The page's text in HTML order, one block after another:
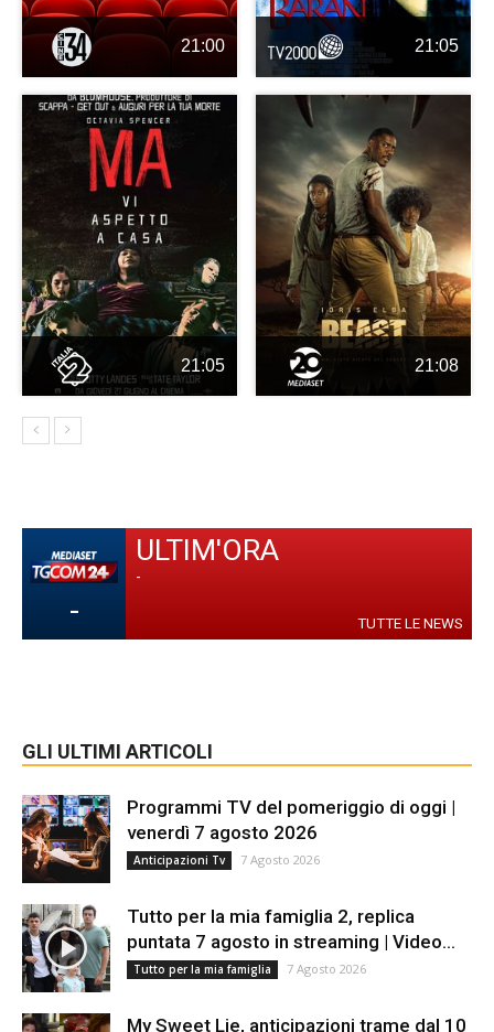
21:00 21:05
21:05 21:08
-
ULTIM'ORA
-
TUTTE LE NEWS
GLI ULTIMI ARTICOLI
Programmi TV del pomeriggio di oggi |
venerdì 7 agosto 2026
Anticipazioni Tv 7 Agosto 2026
Tutto per la mia famiglia 2, replica
puntata 7 agosto in streaming | Video...
Tutto per la mia famiglia 7 Agosto 2026
My Sweet Lie, anticipazioni trame dal 10